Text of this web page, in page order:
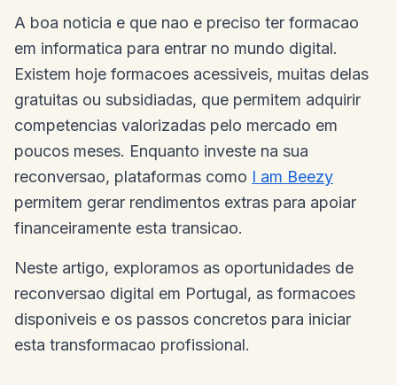
A boa noticia e que nao e preciso ter formacao
em informatica para entrar no mundo digital.
Existem hoje formacoes acessiveis, muitas delas
gratuitas ou subsidiadas, que permitem adquirir
competencias valorizadas pelo mercado em
poucos meses. Enquanto investe na sua
reconversao, plataformas como I am Beezy
permitem gerar rendimentos extras para apoiar
financeiramente esta transicao.
Neste artigo, exploramos as oportunidades de
reconversao digital em Portugal, as formacoes
disponiveis e os passos concretos para iniciar
esta transformacao profissional.